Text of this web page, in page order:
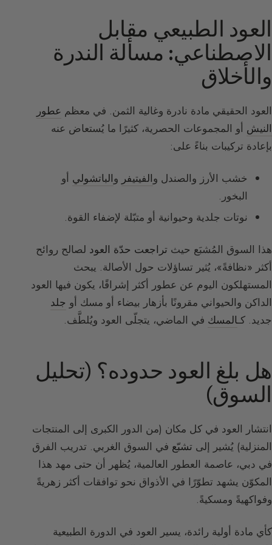
العود الطبيعي مقابل
الاصطناعي: مسألة الندرة
والأخلاق
العود الحقيقي مادة نادرة وغالية الثمن. في معظم عطور
النيش أو المجموعات الحصرية، كثيرًا ما يُستعاض عنه
بإعادة تركيبات بناءً على:
خشب الأرز والصندل والفيتيفر والباتشولي أو
البخور.
نوتات جلدية وحيوانية أو متبّلة لإضفاء القوة.
هذا السوق المُشبَع حيث تراجعت حدّة العود لصالح روائح
أكثر «نظافةً»، يُثير تساؤلات حول الأصالة. يبحث
المستهلكون اليوم عن عطور أكثر إشراقًا، يكون فيها العود
الداكن والحيواني مقرونًا بأزهار بيضاء أو مسك أو جلد
جديد. كـالمسك في الماضي، يتجلّى العود ويُلطَّف.
هل بلغ العود حدوده؟ (تحليل
السوق)
انتشار العود في كل مكان (من الدور الكبرى إلى المنتجات
المنزلية) يُشير إلى تشبّع في السوق الغربي. تدريب الفرق
في دبي، عاصمة العطور العالمية، يُظهر أن حتى مهد هذا
المكوّن يشهد تطوّرًا في الأذواق نحو توافقات أكثر زهريةً
وفواكهيةً ومسكيةً.
كأي مادة أولية رائدة، يسير العود في الدورة الطبيعية